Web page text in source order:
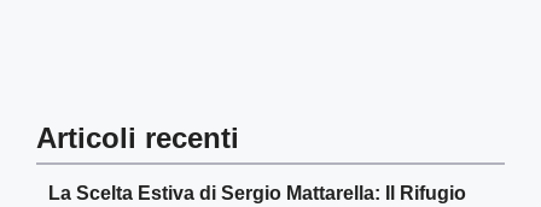
Articoli recenti
La Scelta Estiva di Sergio Mattarella: Il Rifugio